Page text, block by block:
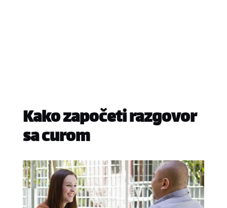
Kako započeti razgovor
sa curom